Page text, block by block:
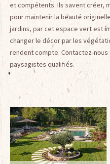
et compétents. Ils savent créer,
pour maintenir la beauté
jardins, par cet espace vert est
changer le décor par les
rendent compte. Contactez-
paysagistes qualifiés.